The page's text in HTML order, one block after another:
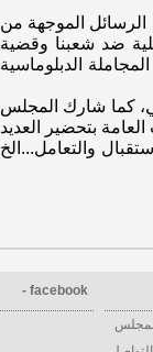
الرسائل الموجهة من
ضد شعبنا وقضية
الدبلوماسية
الأول من العام 2010 ثلاثة (3) وفود محلية، وأربعة عشر (14) وفد أجنبي، كما شارك المجلس
العامة بتحضير العديد
والتعامل...الخ
facebook -